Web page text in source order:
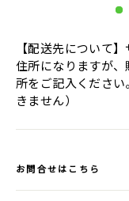
【配送先について
住所になりますが
所をご記入くださ
きません）
お問合せはこちら